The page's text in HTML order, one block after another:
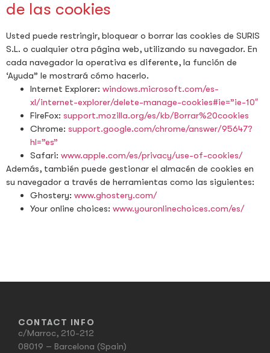
de las cookies
Usted puede restringir, bloquear o borrar las cookies de SURIS
S.L. o cualquier otra página web, utilizando su navegador. En
cada navegador la operativa es diferente, la función de
‘Ayuda” le mostrará cómo hacerlo.
Internet Explorer: windows.microsoft.com/es-
xl/internet-explorer/delete-manage-cookies#ie=”ie-10″
FireFox: support.mozilla.org/es/kb/Borrar%20cookies
Chrome: support.google.com/chrome/answer/95647?
hl=”es”
Safari: www.apple.com/es/privacy/use-of-cookies/
Además, también puede gestionar el almacén de cookies en
su navegador a través de herramientas como las siguientes:
Ghostery: www.ghostery.com/
Your online choices: www.youronlinechoices.com/es/
CONTACT INFO
c/Marroc, 210-212
08019 – Barcelona (Spain)